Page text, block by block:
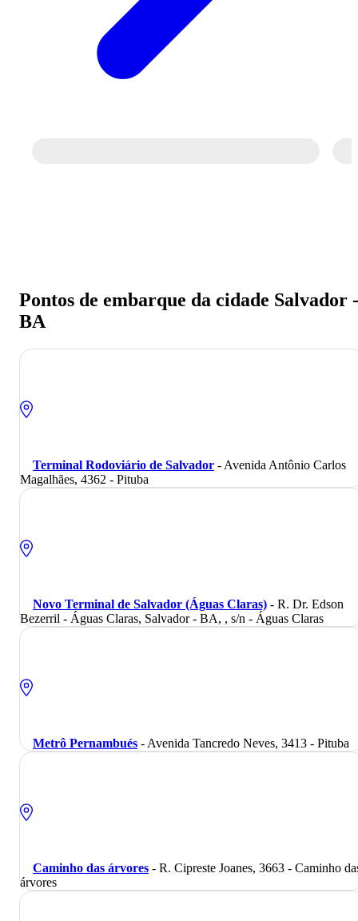
Pontos de embarque da cidade Salvador -
BA
Terminal Rodoviário de Salvador - Avenida Antônio Carlos
Magalhães, 4362 - Pituba
Novo Terminal de Salvador (Águas Claras) - R. Dr. Edson
Bezerril - Águas Claras, Salvador - BA, , s/n - Águas Claras
Metrô Pernambués - Avenida Tancredo Neves, 3413 - Pituba
Caminho das árvores - R. Cipreste Joanes, 3663 - Caminho
árvores